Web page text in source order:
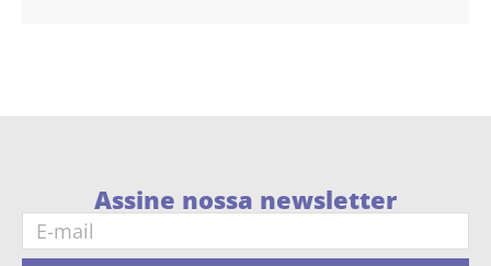
Assine nossa newsletter